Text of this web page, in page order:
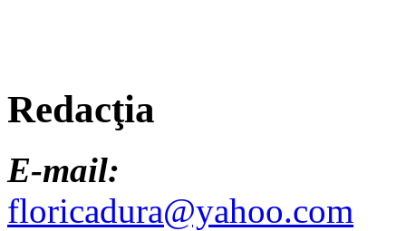
Redacţia
E-mail:
floricadura@yahoo.com